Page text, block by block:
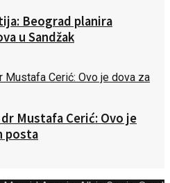
Beograd planira
u Sandžak
Mustafa Cerić: Ovo je
posta